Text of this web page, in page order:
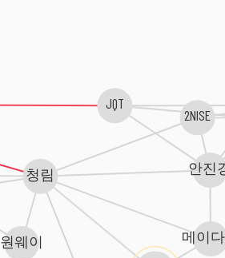
청림
JQT
안진
메이
2NISE
원웨이